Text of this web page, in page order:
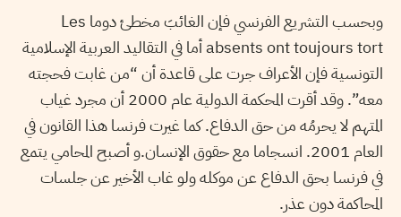
وبحسب التشريع الفرنسي فإن الغائبَ مخطئ دوما Les
absents ont toujours tort أما في التقاليد العربية الإسلامية
التونسية فإن الأعراف جرت على قاعدة أن “من غابت فحجته
معه”. وقد أقرت المحكمة الدولية عام 2000 أن مجرد غياب
المتهم لا يحرمُه من حق الدفاع. كما غيرت فرنسا هذا القانون في
العام 2001. انسجاما مع حقوق الإنسان.و أصبح المحامي يتمع
في فرنسا بحق الدفاع عن موكله ولو غاب الأخير عن جلسات
المحاكمة دون عذر.